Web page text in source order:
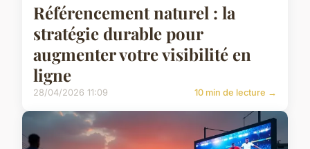
Référencement naturel : la
stratégie durable pour
augmenter votre visibilité en
ligne
28/04/2026 11:09 10 min de lecture →